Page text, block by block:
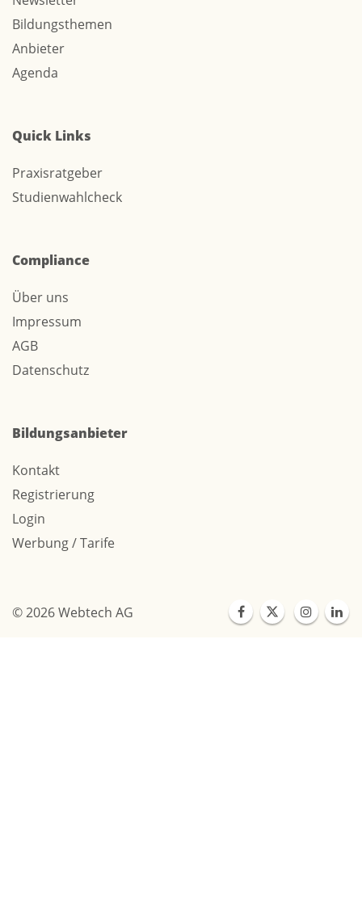
Bildungsthemen
Anbieter
Agenda
Quick Links
Praxisratgeber
Studienwahlcheck
Compliance
Über uns
Impressum
AGB
Datenschutz
Bildungsanbieter
Kontakt
Registrierung
Login
Werbung / Tarife
© 2026 Webtech AG